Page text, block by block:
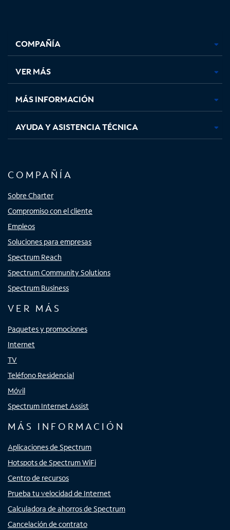
abre
en
pestaña
nueva
abre
en
pestaña
nueva
abre
en
pestaña
nueva
en
nueva
COMPAÑÍA
VER MÁS
MÁS INFORMACIÓN
AYUDA Y ASISTENCIA TÉCNICA
COMPAÑÍA
Sobre Charter
Compromiso con el cliente
Empleos
Soluciones para empresas
Spectrum Reach
Spectrum Community Solutions
Spectrum Business
VER MÁS
Paquetes y promociones
Internet
TV
Teléfono Residencial
Móvil
Spectrum Internet Assist
MÁS INFORMACIÓN
Aplicaciones de Spectrum
Hotspots de Spectrum WiFi
Centro de recursos
Prueba tu velocidad de Internet
Calculadora de ahorros de Spectrum
Cancelación de contrato